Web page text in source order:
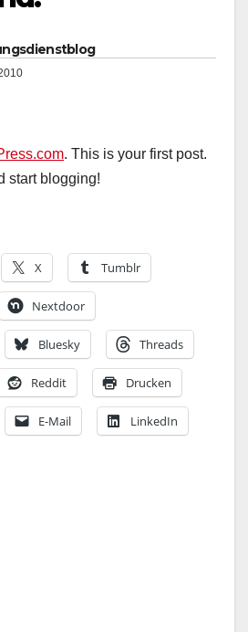
. This is your first post.
start blogging!
X Tumblr
Nextdoor
Bluesky Threads
Reddit Drucken
E-Mail LinkedIn